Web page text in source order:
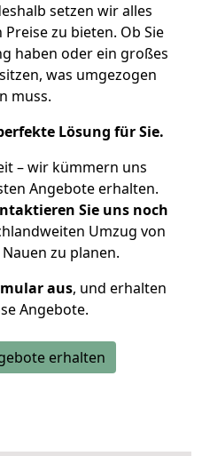
setzen wir alles
zu bieten. Ob Sie
haben oder ein großes
was umgezogen
muss.
Lösung für Sie.
– wir kümmern uns
Angebote erhalten.
Sie uns noch
Umzug von
zu planen.
aus, und erhalten
Angebote.
erhalten